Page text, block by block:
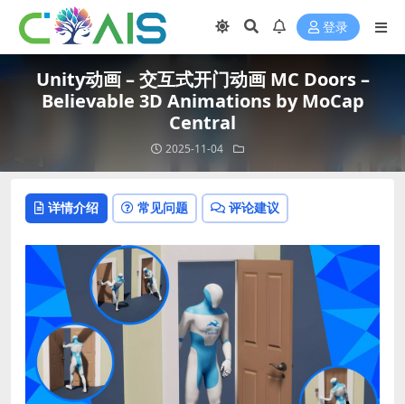
登录
Unity动画 – 交互式开门动画 MC Doors –
Believable 3D Animations by MoCap
Central
2025-11-04
详情介绍 常见问题 评论建议